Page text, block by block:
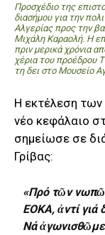
Προσχέδιο της
διασήμου για την
Αλγερίας προς την
Μιχάλη Καραολή. Η
πριν μερικά χρόνια
χέρια του προέδρου
τη δει στο Μουσείο
Η εκτέλεση των
νέο κεφάλαιο
σημείωσε σε
Γρίβας:
«Πρό τῶν
ΕΟΚΑ, ἀντί γιά
Νά